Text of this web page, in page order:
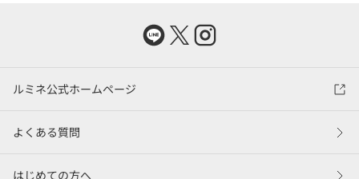
ルミネ公式ホームページ
よくある質問
はじめての方へ